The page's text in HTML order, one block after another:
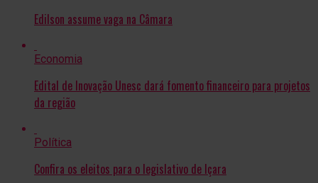
Edilson assume vaga na Câmara
Economia
Edital de Inovação Unesc dará fomento financeiro para projetos
da região
Política
Confira os eleitos para o legislativo de Içara